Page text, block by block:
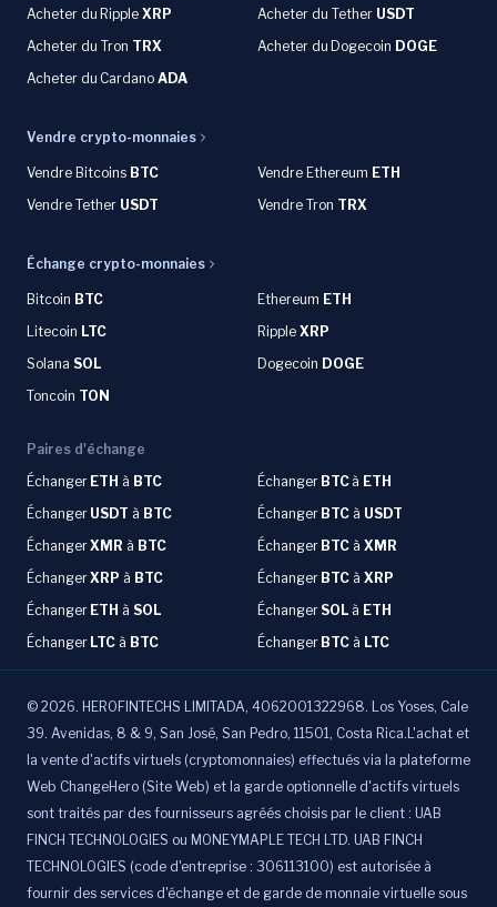
Acheter du Ripple XRP Acheter du Tether USDT
Acheter du Tron TRX Acheter du Dogecoin DOGE
Acheter du Cardano ADA
Vendre crypto-monnaies
Vendre Bitcoins BTC Vendre Ethereum ETH
Vendre Tether USDT Vendre Tron TRX
Échange crypto-monnaies
Bitcoin BTC Ethereum ETH
Litecoin LTC Ripple XRP
Solana SOL Dogecoin DOGE
Toncoin TON
Paires d'échange
Échanger ETH à BTC Échanger BTC à ETH
Échanger USDT à BTC Échanger BTC à USDT
ÉchangerXMR à BTC Échanger BTC à XMR
ÉchangerXRP à BTC Échanger BTC à XRP
Échanger ETH à SOL ÉchangerSOL à ETH
Échanger LTC à BTC Échanger BTC à LTC
© 2026. HEROFINTECHS LIMITADA, 4062001322968. Los Yoses, Cale
39. Avenidas, 8 & 9, San José, San Pedro, 11501, Costa Rica.L'achat et
la vente d'actifs virtuels (cryptomonnaies) effectués via la plateforme
Web ChangeHero (Site Web) et la garde optionnelle d'actifs virtuels
sont traités par des fournisseurs agréés choisis par le client : UAB
FINCH TECHNOLOGIES ou MONEYMAPLE TECH LTD. UAB FINCH
TECHNOLOGIES (code d'entreprise : 306113100) est autorisée à
fournir des services d'échange et de garde de monnaie virtuelle sous